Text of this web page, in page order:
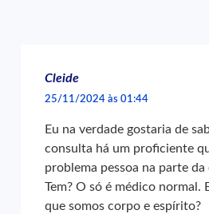
Cleide
25/11/2024 às 01:44
Eu na verdade gostaria de
consulta há um proficiente
problema pessoa na parte
Tem? O só é médico normal.
que somos corpo e espírito?